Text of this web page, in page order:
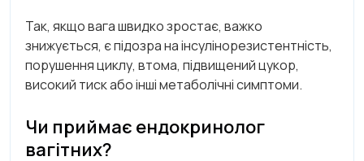
Так, якщо вага швидко зростає, важко
знижується, є підозра на інсулінорезистентність,
порушення циклу, втома, підвищений цукор,
високий тиск або інші метаболічні симптоми.
Чи приймає ендокринолог
вагітних?